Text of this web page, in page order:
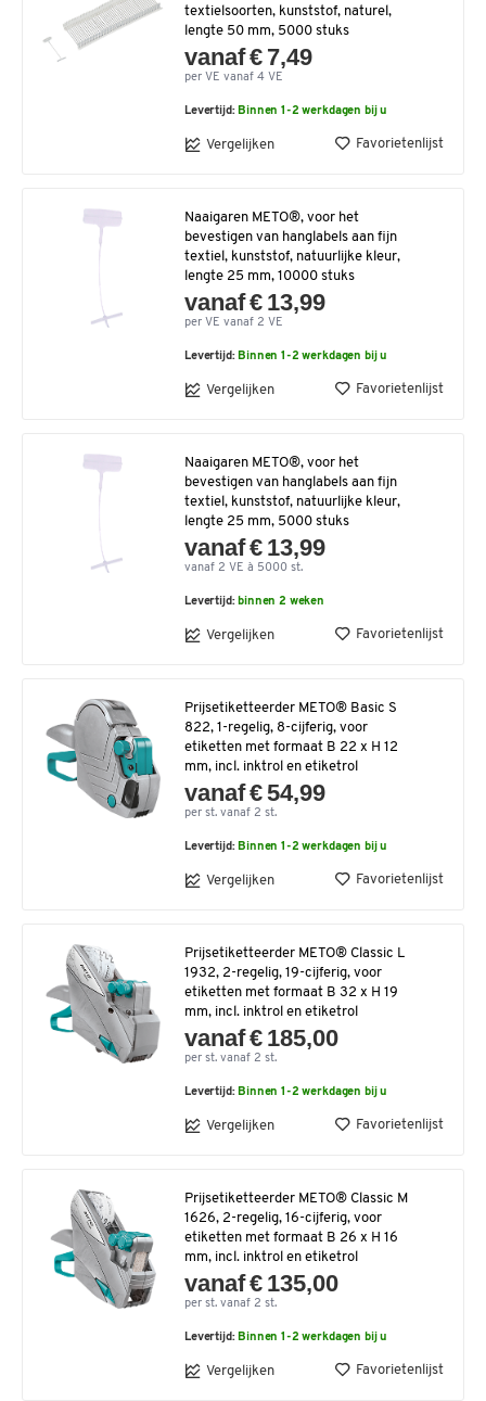
textielsoorten, kunststof, naturel,
lengte 50 mm, 5000 stuks
vanaf € 7,49
per VE vanaf 4 VE
Levertijd: Binnen 1-2 werkdagen bij u
Vergelijken Favorietenlijst
Naaigaren METO®, voor het
bevestigen van hanglabels aan fijn
textiel, kunststof, natuurlijke kleur,
lengte 25 mm, 10000 stuks
vanaf € 13,99
per VE vanaf 2 VE
Levertijd: Binnen 1-2 werkdagen bij u
Vergelijken Favorietenlijst
Naaigaren METO®, voor het
bevestigen van hanglabels aan fijn
textiel, kunststof, natuurlijke kleur,
lengte 25 mm, 5000 stuks
vanaf € 13,99
vanaf 2 VE à 5000 st.
Levertijd: binnen 2 weken
Vergelijken Favorietenlijst
Prijsetiketteerder METO® Basic S
822, 1-regelig, 8-cijferig, voor
etiketten met formaat B 22 x H 12
mm, incl. inktrol en etiketrol
vanaf € 54,99
per st. vanaf 2 st.
Levertijd: Binnen 1-2 werkdagen bij u
Vergelijken Favorietenlijst
Prijsetiketteerder METO® Classic L
1932, 2-regelig, 19-cijferig, voor
etiketten met formaat B 32 x H 19
mm, incl. inktrol en etiketrol
vanaf € 185,00
per st. vanaf 2 st.
Levertijd: Binnen 1-2 werkdagen bij u
Vergelijken Favorietenlijst
Prijsetiketteerder METO® Classic M
1626, 2-regelig, 16-cijferig, voor
etiketten met formaat B 26 x H 16
mm, incl. inktrol en etiketrol
vanaf € 135,00
per st. vanaf 2 st.
Levertijd: Binnen 1-2 werkdagen bij u
Vergelijken Favorietenlijst